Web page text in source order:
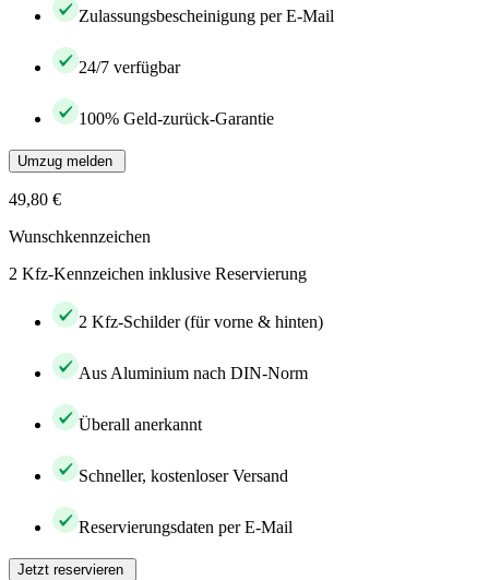
Zulassungsbescheinigung per E-Mail
24/7 verfügbar
100% Geld-zurück-Garantie
Umzug melden
49,80 €
Wunschkennzeichen
2 Kfz-Kennzeichen inklusive Reservierung
2 Kfz-Schilder (für vorne & hinten)
Aus Aluminium nach DIN-Norm
Überall anerkannt
Schneller, kostenloser Versand
Reservierungsdaten per E-Mail
Jetzt reservieren